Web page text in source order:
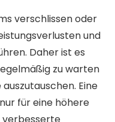
verschlissen oder
und
Daher ist es
zu warten
Eine
für eine höhere